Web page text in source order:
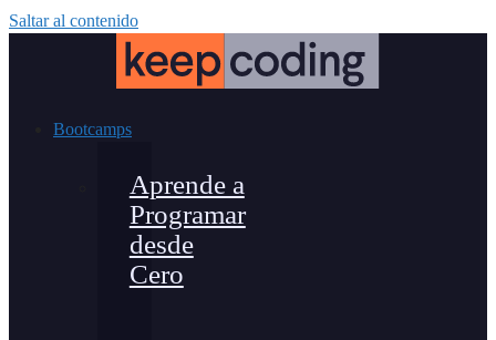
Saltar al contenido
Bootcamps
Aprende a
Programar
desde
Cero